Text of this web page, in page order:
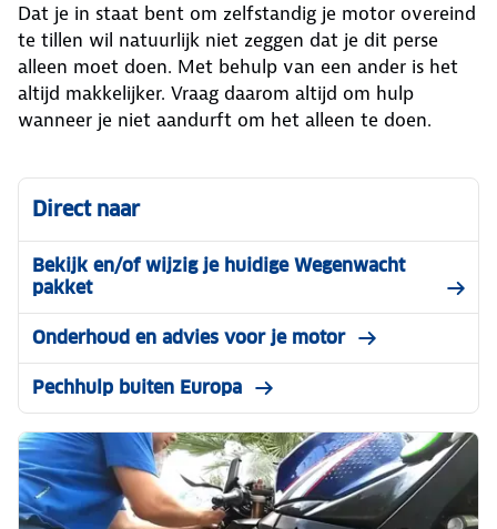
Dat je in staat bent om zelfstandig je motor overeind
te tillen wil natuurlijk niet zeggen dat je dit perse
alleen moet doen. Met behulp van een ander is het
altijd makkelijker. Vraag daarom altijd om hulp
wanneer je niet aandurft om het alleen te doen.
Direct naar
Bekijk en/of wijzig je huidige Wegenwacht
pakket
Onderhoud en advies voor je motor
Pechhulp buiten Europa